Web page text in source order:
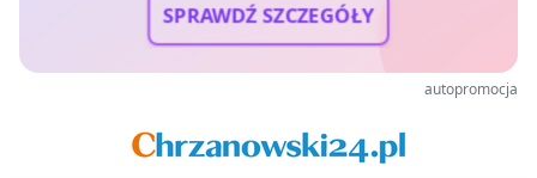
SPRAWDŹ SZCZEGÓŁY
autopromocja